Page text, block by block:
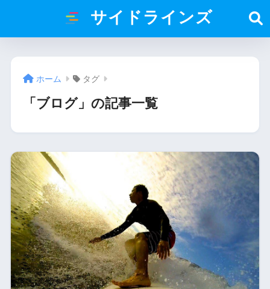
サイドラインズ
ホーム タグ
「ブログ」の記事一覧